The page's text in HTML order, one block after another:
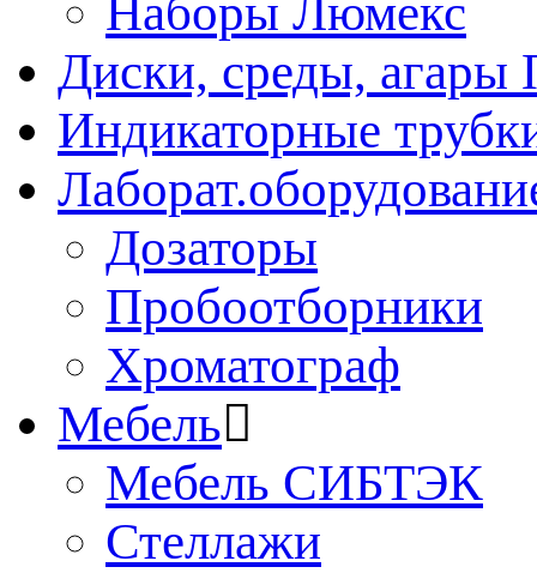
Наборы Люмекс
Диски, среды, агары
Индикаторные
Дозаторы
Пробоотборники
Хроматограф
Мебель
Мебель СИБТЭК
Стеллажи